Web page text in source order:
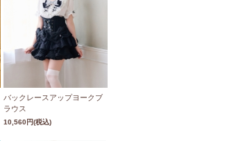
バックレースアップヨークブ
ラウス
10,560円(税込)